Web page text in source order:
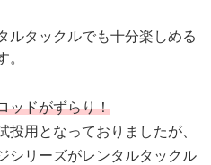
ルタックルでも十分楽しめる
。
ッドがずらり！
用となっておりましたが、
シリーズがレンタルタックル